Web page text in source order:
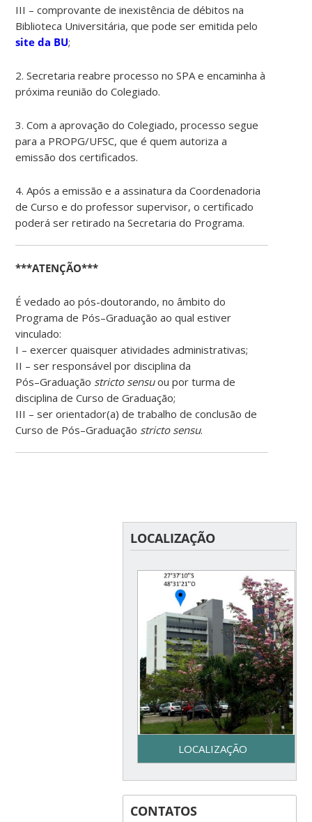
III – comprovante de inexistência de débitos na
Biblioteca Universitária, que pode ser emitida pelo
site da BU;
2. Secretaria reabre processo no SPA e encaminha à
próxima reunião do Colegiado.
3. Com a aprovação do Colegiado, processo segue
para a PROPG/UFSC, que é quem autoriza a
emissão dos certificados.
4. Após a emissão e a assinatura da Coordenadoria
de Curso e do professor supervisor, o certificado
poderá ser retirado na Secretaria do Programa.
***ATENÇÃO***
É vedado ao pós-doutorando, no âmbito do
Programade Pós–Graduação ao qual estiver
vinculado:
I – exercer quaisquer atividades administrativas;
II – ser responsável por disciplina da
Pós–Graduação stricto sensu ou por turma de
disciplina de Curso de Graduação;
III – ser orientador(a) de trabalho de conclusão de
Curso de Pós–Graduação stricto sensu.
LOCALIZAÇÃO
LOCALIZAÇÃO
Secretaria do Programa de
Pós-Graduação em Geologia
– UFSC - Centro de Filosofia e
CONTATOS